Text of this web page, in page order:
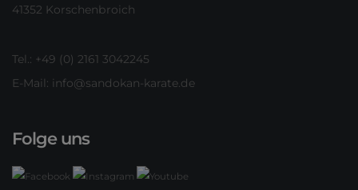
41352 Korschenbroich
Tel.: +49 (0) 2161 3042245
E-Mail: info@sandokan-karate.de
Folge uns